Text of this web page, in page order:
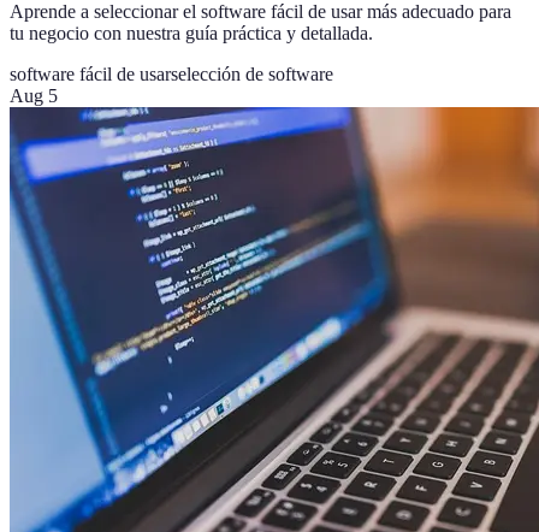
Aprende a seleccionar el software fácil de usar más adecuado para
tu negocio con nuestra guía práctica y detallada.
software fácil de usarselección de software
Aug 5